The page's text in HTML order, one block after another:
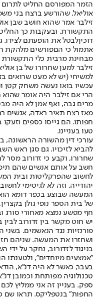
הזמר המפורסם החליט לתרום
אוליאל, שהורשע ברצח בני
זילבר אמר שהוא חושב שבן
התקשורת, ובעקבות כך
דוכיןלבטל את הופעתם לצידו.
אתמול כי הםפורשים מלהקת
מבחינת מרבית כלי
זילבר למען שחרורו של בן
למשיחי (יש לא מעט שרואים
עכשיו בואו נעשה משחק קטן
הרי אם זילבר היה אומר
מרים גבה, ואף אמן לא היה
מאז רצח תאיר ראדה, אנשים
חפותו. הם גייסו כספים
טעו בעניינו.
עורכי דין מהשורה הראשונה,
להביא לזיכויו. גם סגן ראש
שחרורו, וקבע כי זדורוב
חשב על אותם אנשים שהם
לחשוב שהפרקליטות ובית
יהודייה, וזה לא לגיטימי
המעשה שבוצע בכפר דומא
של בית הספר נופי גולן
חף מפשע נמצא מאחורי סורג
יש חוט מקשר בין זדורוב
פורנזיות נגד הנאשמים.
ושחזרו את המעשה. שניהם
בניגוד לזדורוב, נחקר על
"אמצעים מיוחדים", ולטענתו
בעבר, כאשר לא היה דנ"א,
טכנולוגיה מפותחת וכמובן
ספק. בעניין זה אני ממליץ
החפות" בנטפליקס. תראו שם